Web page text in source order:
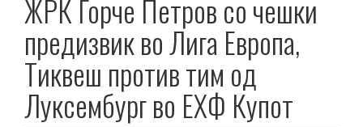
ЖРК Ѓорче Петров со чешки
предизвик во Лига Европа,
Тиквеш против тим од
Луксембург во ЕХФ Купот